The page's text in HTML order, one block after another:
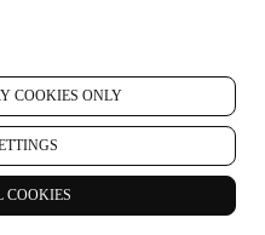
COOKIES ONLY
COOKIES
bij de communicatie worden
de afmeldlink onderaan elke e-
hebt, kunt u eenvoudig
Als u onze
kunt u in ieder geval een
. Wij zullen uw
verwerken, maar in sommige
ontvangen totdat de